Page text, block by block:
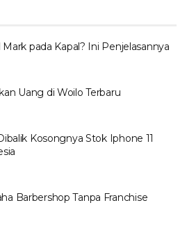
pada Kapal? Ini Penjelasannya
Uang di Woilo Terbaru
Kosongnya Stok Iphone 11
Barbershop Tanpa Franchise